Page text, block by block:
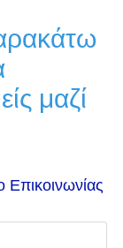
μαζί